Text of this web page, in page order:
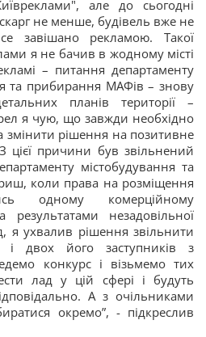
але до сьогодні
не менше, будівель вже не
завішано рекламою. Такої
я не бачив в жодному місті
– питання департаменту
та прибирання МАФів – знову
планів території –
я чую, що завжди необхідно
змінити рішення на позитивне
цієї причини був звільнений
містобудування та
коли права на розміщення
одному комерційному
результатами незадовільної
я ухвалив рішення звільнити
і двох його заступників з
конкурс і візьмемо тих
лад у цій сфері і будуть
А з очільниками
окремо”, - підкреслив